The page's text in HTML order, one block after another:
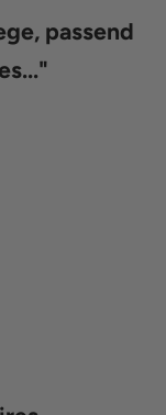
passend
"
12345